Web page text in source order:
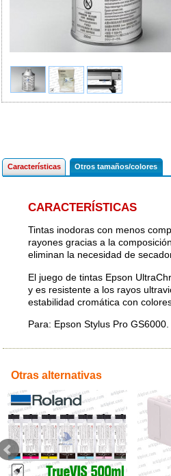
Características Otros tamaños/colores
CARACTERÍSTICAS
Tintas inodoras con menos
rayones gracias a la
eliminan la necesidad de
El juego de tintas Epson
y es resistente a los rayos
estabilidad cromática con
Para: Epson Stylus Pro GS6000.
Otras alternativas